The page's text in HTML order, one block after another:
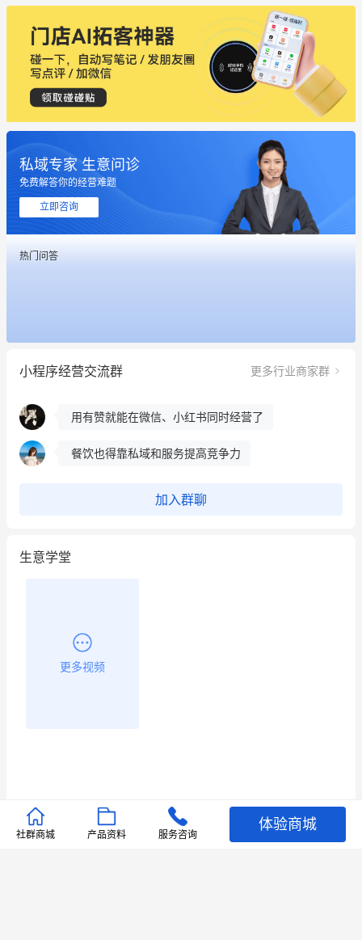
私域专家 生意问诊
免费解答你的经营难题
立即咨询
热门问答
小程序经营交流群 更多行业商家群
这个营销策划案例推荐大家看一下
用有赞就能在微信、小红书同时经营了
冰墩墩货源充足需要的联系我
这个营销策划案例推荐大家看一下
用有赞就能在微信、小红书同时经营了
餐饮也得靠私域和服务提高竞争力
加入群聊
生意学堂
更多视频
推荐文章
社群商城 产品资料 服务咨询
体验商城